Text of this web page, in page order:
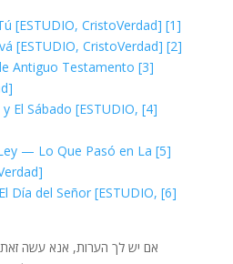
[1] La Ley，Los Judíos & Tú [ESTUDIO, CristoVerdad]
[2] Jesús, El Ángel de Jehová [ESTUDIO, CristoVerdad]
Antiguo Testamento
y El Sábado [ESTUDIO,
Ley — Lo Que Pasó en La
El Día del Señor [ESTUDIO,
אם יש לך הערות, אנא עשה זאת